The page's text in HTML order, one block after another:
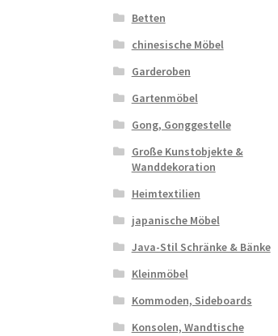
Betten
chinesische Möbel
Garderoben
Gartenmöbel
Gong, Gonggestelle
Große Kunstobjekte &
Wanddekoration
Heimtextilien
japanische Möbel
Java-Stil Schränke & Bänke
Kleinmöbel
Kommoden, Sideboards
Konsolen, Wandtische